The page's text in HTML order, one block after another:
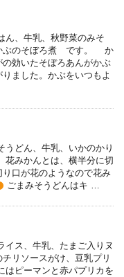
、牛乳、秋野菜のみそ
ぶのそぼろ煮 です。 か
効いたそぼろあんがかぶ
ました。かぶをいつもよ
うどん、牛乳、いかのかり
花みかんとは、横半分に切
口が花のようなので花み
ごまみそうどんはキ …
イス、牛乳、たまご入りヌ
リソースがけ、豆乳プリ
はピーマンと赤パプリカを